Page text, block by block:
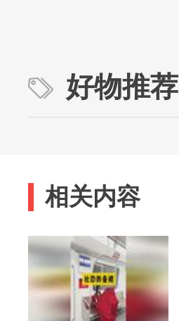
好物推荐
相关内容